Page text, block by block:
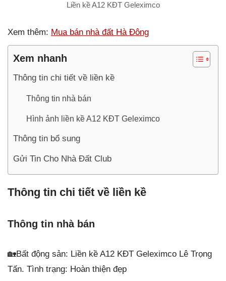
Liền kề A12 KĐT Geleximco
Xem thêm: Mua bán nhà đất Hà Đông
Xem nhanh
Thông tin chi tiết về liền kề
Thông tin nhà bán
Hình ảnh liền kề A12 KĐT Geleximco
Thông tin bổ sung
Gửi Tin Cho Nhà Đất Club
Thông tin chi tiết về liền kề
Thông tin nhà bán
🏡Bất động sản: Liền kề A12 KĐT Geleximco Lê Trọng
Tấn. Tình trạng: Hoàn thiện đẹp